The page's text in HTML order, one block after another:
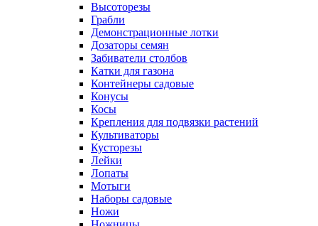
Высоторезы
Грабли
Демонстрационные лотки
Дозаторы семян
Забиватели столбов
Катки для газона
Контейнеры садовые
Конусы
Косы
Крепления для подвязки растений
Культиваторы
Кусторезы
Лейки
Лопаты
Мотыги
Наборы садовые
Ножи